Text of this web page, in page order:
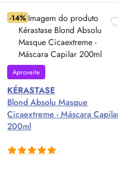
-14%
Aproveite
KÉRASTASE
Blond Absolu Masque
Cicaextreme - Máscara
200ml